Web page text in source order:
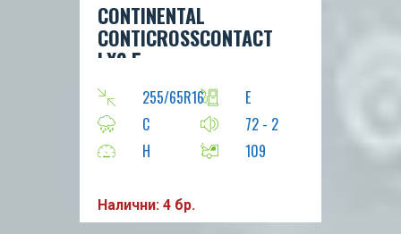
CONTINENTAL
CONTICROSSCONTACT
LX2 5
255/65R16
E
C
72 - 2
H
109
Налични: 4 бр.